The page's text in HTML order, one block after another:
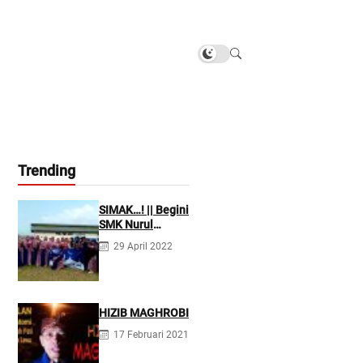
Trending
SIMAK…! || Begini
SMK Nurul
Firdaus
Mengarahkan
Kefarmasian
yang Profesional
29 April 2022
HIZIB MAGHROBI
17 Februari 2021